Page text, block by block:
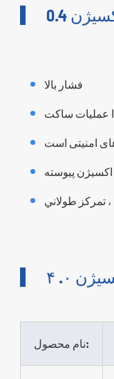
0.4
فشار بالا
ساکت
امنیتی است
اکسیژن پیوسته
نام محصول: